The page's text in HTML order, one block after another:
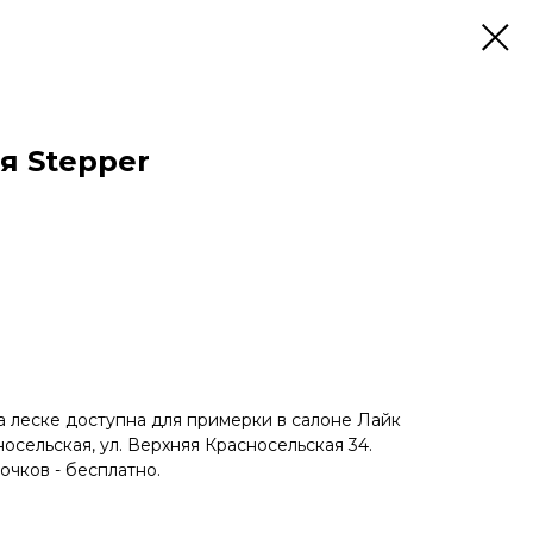
Stepper
леске доступна для примерки в салоне Лайк
ул. Верхняя Красносельская 34.
- бесплатно.